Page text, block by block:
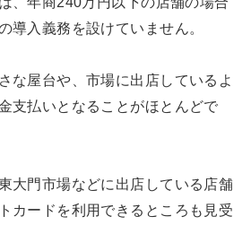
導入義務を設けていません。
な屋台や、市場に出店しているよ
支払いとなることがほとんどで
大門市場などに出店している店舗
カードを利用できるところも見受